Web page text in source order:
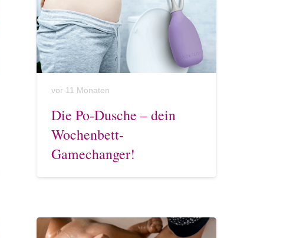
vor 11 Monaten
Die Po-Dusche – dein
Wochenbett-
Gamechanger!